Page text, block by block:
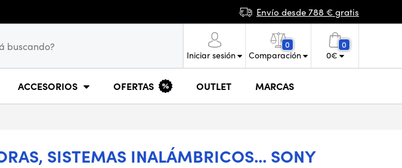
Envío desde 788 € gratis
Iniciar sesión
0
Comparación
0
0€
ACCESORIOS OFERTAS OUTLET MARCAS
SISTEMAS INALÁMBRICOS... SONY